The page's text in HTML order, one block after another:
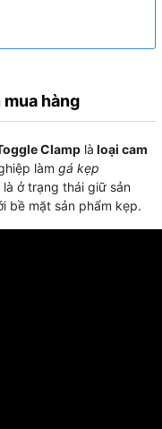
hàng
Clamp là loại cam
làm gá kẹp
ở trạng thái giữ sản
bề mặt sản phẩm kẹp.